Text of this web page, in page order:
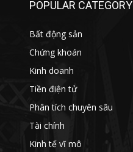
POPULAR CATEGORY
Bất động sản
Chứng khoán
Kinh doanh
Tiền điện tử
Phân tích chuyên sâu
Tài chính
Kinh tế vĩ mô